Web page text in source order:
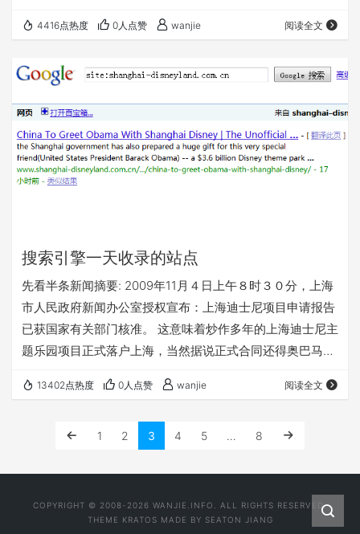
册,比 腾讯成立早1年。当年重金收购qq.com的一幕是否还
2009年雨林木风风生水起啊，115投资项目在逐步展开。雨
4416点热度 0人点赞 wanjie 阅读全文
搜索引擎一天收录的站点
先看半条新闻摘要: 2009年11月４日上午８时３０分，上海
市人民政府新闻办公室授权宣布：上海迪士尼项目申请报告
已获国家有关部门核准。 这意味着炒作多年的上海迪士尼主
题乐园项目正式落户上海，当然据说正式合同还得奥巴马访
东房价又要越上几级新台阶。 话说昨天2009.11.03.下午2点
即整了个博客站点。超长英文域名，含义为王。今天发现已
13402点热度 0人点赞 wanjie 阅读全文
1 2 3 4 5 … 8
COPYRIGHT © 2008-2026 WANJIE.INFO. ALL RIGHTS RESERVED.
THEME KRATOS MADE BY SEATON JIANG